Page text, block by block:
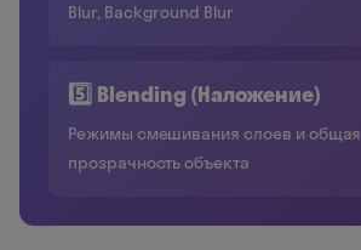
Blur, Background Blur
5️⃣ Blending (Наложение)
Режимы смешивания слоев и общая
прозрачность объекта